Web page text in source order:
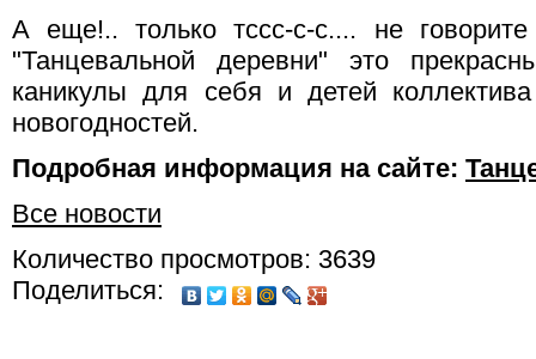
А еще!.. только тссс-с-с.... не
"Танцевальной деревни" это
каникулы для себя и детей
новогодностей.
Подробная информация на сайте:
Все новости
Количество просмотров: 3639
Поделиться: